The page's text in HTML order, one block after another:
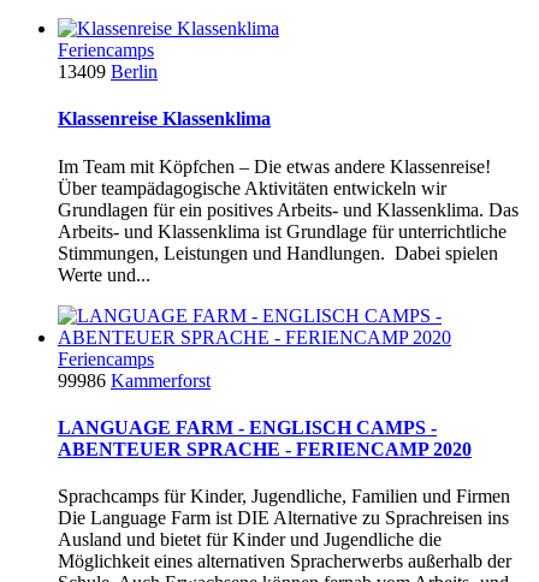
Feriencamps
13409 Berlin
Klassenreise Klassenklima
Im Team mit Köpfchen – Die etwas andere Klassenreise!
Über teampädagogische Aktivitäten entwickeln wir
Grundlagen für ein positives Arbeits- und Klassenklima. Das
Arbeits- und Klassenklima ist Grundlage für unterrichtliche
Stimmungen, Leistungen und Handlungen. Dabei spielen
Werte und...
Feriencamps
99986 Kammerforst
LANGUAGE FARM - ENGLISCH CAMPS -
ABENTEUER SPRACHE - FERIENCAMP 2020
Sprachcamps für Kinder, Jugendliche, Familien und Firmen
Die Language Farm ist DIE Alternative zu Sprachreisen ins
Ausland und bietet für Kinder und Jugendliche die
Möglichkeit eines alternativen Spracherwerbs außerhalb der